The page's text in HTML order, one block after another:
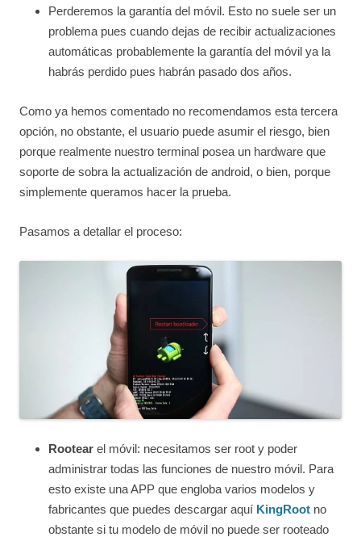
Perderemos la garantía del móvil. Esto no suele ser un
problema pues cuando dejas de recibir actualizaciones
automáticas probablemente la garantía del móvil ya la
habrás perdido pues habrán pasado dos años.
Como ya hemos comentado no recomendamos esta tercera
opción, no obstante, el usuario puede asumir el riesgo, bien
porque realmente nuestro terminal posea un hardware que
soporte de sobra la actualización de android, o bien, porque
simplemente queramos hacer la prueba.
Pasamos a detallar el proceso:
Rootear el móvil: necesitamos ser root y poder
administrar todas las funciones de nuestro móvil. Para
esto existe una APP que engloba varios modelos y
fabricantes que puedes descargar aquí KingRoot no
obstante si tu modelo de móvil no puede ser rooteado